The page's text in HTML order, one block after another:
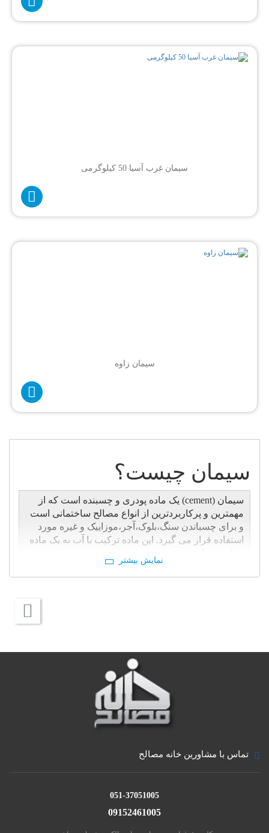
سیمان غرب آسیا 50 کیلوگرمی
سیمان زاوه
سیمان چیست؟
سیمان (cement) یک ماده پودری و چسبنده است که از
مهمترین و پرکاربردترین از انواع مصالح ساختمانی است
و برای چسباندن سنگ،بلوک،آجر،موزاییک و غیره مورد
استفاده قرار می گیرد. این ماده ترکیب با آب به یک ماده
کلمه سیمان به هر نوع ماده چسبنده اطلاق می شود که
آب، چسباننده خرده سنگ، که اساسا مرکب از ترکیبات پخته
مرور در مجاورت هوا یا در زیر آب ، در ضمن داشتن ثبات
آب ماندن دارای حداقل مقاومت 250 کیلوگرم بر
سانتی متر مربع گردد. سیمان ها به طور کلی موادی هستند
که قابلیت مستحکم شدن و چسباندن سنگدانه به یکدیگر را
این تعریف دارای چنان جامعیتی است که می تواند شامل
و مطالب مورد مطالعه، آن دسته از سیمان هایی است که
دارای ریشه آهکی می باشند. بر این
تماس با مشاورین خانه مصالح
051-37051005
09152461005